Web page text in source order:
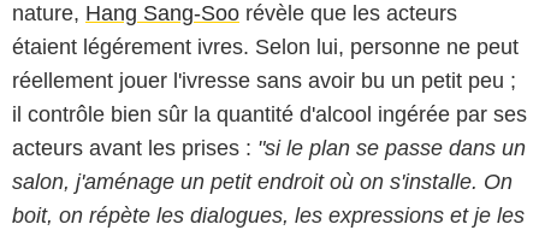
nature, Hang Sang-Soo révèle que les acteurs
étaient légérement ivres. Selon lui, personne ne peut
réellement jouer l'ivresse sans avoir bu un petit peu ;
il contrôle bien sûr la quantité d'alcool ingérée par ses
acteurs avant les prises : "si le plan se passe dans un
salon, j'aménage un petit endroit où on s'installe. On
boit, on répète les dialogues, les expressions et je les